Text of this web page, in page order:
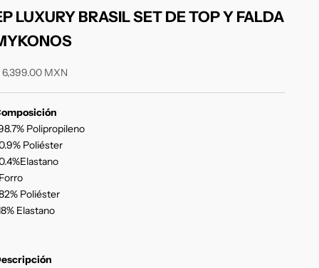
LUXURY BRASIL SET DE TOP Y FALDA
de oferta
6,399.00 MXN
Polipropileno
Poliéster
Poliéster
Elastano